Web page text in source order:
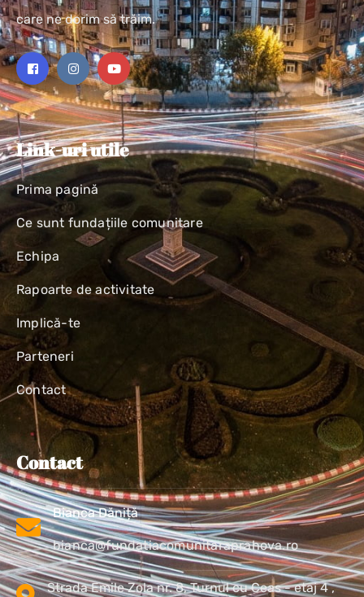
care ne dorim să trăim.
Link-uri utile
Prima pagină
Ce sunt fundațiile comunitare
Echipa
Rapoarte de activitate
Implică-te
Parteneri
Contact
Contact
Bianca Dăniță
bianca@fundatiacomunitaraprahova.ro
Strada Emile Zola nr. 8, Turnul cu Ceas - etaj 4 ,